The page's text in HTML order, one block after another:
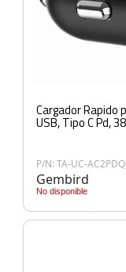
Cargador Rapido
USB, Tipo C Pd,
P/N: TA-UC-
Gembird
No disponible